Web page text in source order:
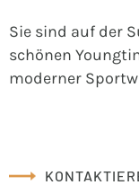
Sie sind auf der
schönen
moderner